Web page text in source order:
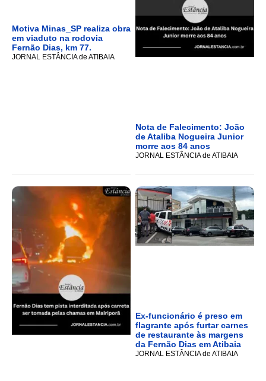
Motiva Minas_SP realiza obra
em viaduto na rodovia
Fernão Dias, km 77.
JORNAL ESTÂNCIA de ATIBAIA
Nota de Falecimento: João
de Ataliba Nogueira Junior
morre aos 84 anos
JORNAL ESTÂNCIA de ATIBAIA
Ex-funcionário é preso em
flagrante após furtar carnes
de restaurante às margens
da Fernão Dias em Atibaia
JORNAL ESTÂNCIA de ATIBAIA